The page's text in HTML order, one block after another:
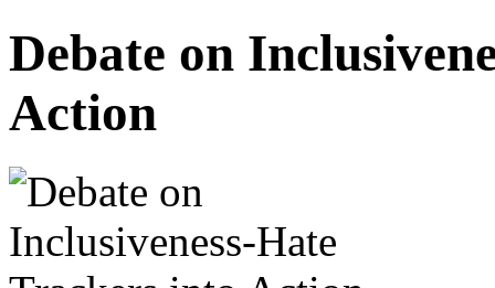
Debate on
Action